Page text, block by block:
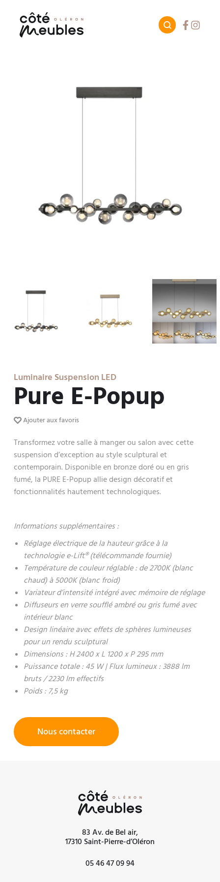
Facebook
Luminaire Suspension LED
Pure E-Popup
Ajouter aux favoris
Transformez votre salle à manger ou salon avec cette
suspension d’exception au style sculptural et
contemporain. Disponible en bronze doré ou en gris
fumé, la PURE E-Popup allie design décoratif et
fonctionnalités hautement technologiques.
Informations supplémentaires :
Réglage électrique de la hauteur grâce à la
technologie e-Lift® (télécommande fournie)
Température de couleur réglable : de 2700K (blanc
chaud) à 5000K (blanc froid)
Variateur d’intensité intégré avec mémoire de réglage
Diffuseurs en verre soufflé ambré ou gris fumé avec
intérieur blanc
Design linéaire avec effets de sphères lumineuses
pour un rendu sculptural
Dimensions : H 2400 x L 1200 x P 295 mm
Puissance totale : 45 W | Flux lumineux : 3888 lm
bruts / 2230 lm effectifs
Poids : 7,5 kg
Nous contacter
83 Av. de Bel air,
17310 Saint-Pierre-d’Oléron
05 46 47 09 94